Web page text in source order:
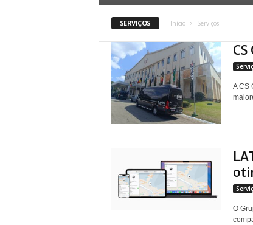
SERVIÇOS Início Serviços
A CS
O